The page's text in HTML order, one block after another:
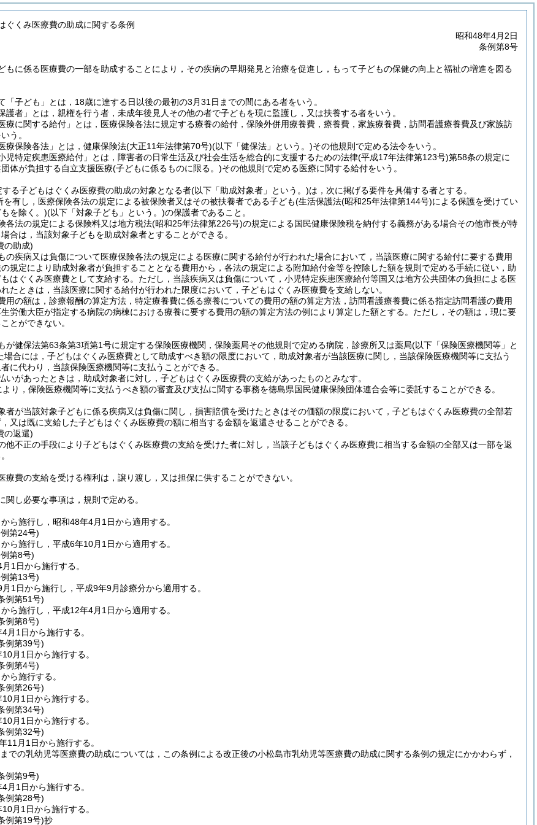
ぐくみ医療費の助成に関する条例
昭和48年4月2日
条例第8号
もに係る医療費の一部を助成することにより，その疾病の早期発見と治療を促進し，もって子どもの保健の向上と福祉の増進を図る
「子ども」とは，18歳に達する日以後の最初の3月31日までの間にある者をいう。
護者」とは，親権を行う者，未成年後見人その他の者で子どもを現に監護し，又は扶養する者をいう。
療に関する給付」とは，医療保険各法に規定する療養の給付，保険外併用療養費，療養費，家族療養費，訪問看護療養費及び家族訪
う。
療保険各法」とは，健康保険法(大正11年法律第70号)(以下「健保法」という。)その他規則で定める法令をいう。
児特定疾患医療給付」とは，障害者の日常生活及び社会生活を総合的に支援するための法律(平成17年法律第123号)第58条の規定に
体が負担する自立支援医療(子どもに係るものに限る。)その他規則で定める医療に関する給付をいう。
する子どもはぐくみ医療費の助成の対象となる者(以下「助成対象者」という。)は，次に掲げる要件を具備する者とする。
を有し，医療保険各法の規定による被保険者又はその被扶養者である子ども(生活保護法(昭和25年法律第144号)による保護を受けてい
を除く。)(以下「対象子ども」という。)の保護者であること。
各法の規定による保険料又は地方税法(昭和25年法律第226号)の規定による国民健康保険税を納付する義務がある場合その他市長が特
合は，当該対象子どもを助成対象者とすることができる。
の助成)
の疾病又は負傷について医療保険各法の規定による医療に関する給付が行われた場合において，当該医療に関する給付に要する費用
規定により助成対象者が負担することとなる費用から，各法の規定による附加給付金等を控除した額を規則で定める手続に従い，助
はぐくみ医療費として支給する。 ただし，当該疾病又は負傷について，小児特定疾患医療給付等国又は地方公共団体の負担による医
たときは，当該医療に関する給付が行われた限度において，子どもはぐくみ医療費を支給しない。
用の額は，診療報酬の算定方法，特定療養費に係る療養についての費用の額の算定方法，訪問看護療養費に係る指定訪問看護の費用
労働大臣が指定する病院の病棟における療養に要する費用の額の算定方法の例により算定した額とする。 ただし，その額は，現に要
とができない。
が健保法第63条第3項第1号に規定する保険医療機関，保険薬局その他規則で定める病院，診療所又は薬局(以下「保険医療機関等」と
場合には，子どもはぐくみ医療費として助成すべき額の限度において，助成対象者が当該医療に関し，当該保険医療機関等に支払う
に代わり，当該保険医療機関等に支払うことができる。
いがあったときは，助成対象者に対し，子どもはぐくみ医療費の支給があったものとみなす。
り，保険医療機関等に支払うべき額の審査及び支払に関する事務を徳島県国民健康保険団体連合会等に委託することができる。
者が当該対象子どもに係る疾病又は負傷に関し，損害賠償を受けたときはその価額の限度において，子どもはぐくみ医療費の全部若
又は既に支給した子どもはぐくみ医療費の額に相当する金額を返還させることができる。
の返還)
他不正の手段により子どもはぐくみ医療費の支給を受けた者に対し，当該子どもはぐくみ医療費に相当する金額の全部又は一部を返
療費の支給を受ける権利は，譲り渡し，又は担保に供することができない。
関し必要な事項は，規則で定める。
ら施行し，昭和48年4月1日から適用する。
第24号)
ら施行し，平成6年10月1日から適用する。
第8号)
1日から施行する。
第13号)
1日から施行し，平成9年9月診療分から適用する。
例第51号)
ら施行し，平成12年4月1日から適用する。
例第8号)
月1日から施行する。
例第39号)
月1日から施行する。
例第4号)
ら施行する。
例第26号)
月1日から施行する。
例第34号)
月1日から施行する。
例第32号)
11月1日から施行する。
での乳幼児等医療費の助成については，この条例による改正後の小松島市乳幼児等医療費の助成に関する条例の規定にかかわらず，
例第9号)
月1日から施行する。
例第28号)
月1日から施行する。
例第19号)抄